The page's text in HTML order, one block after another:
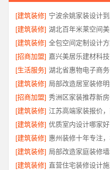
[建筑装修]
[建筑装修]
[建筑装修]
[招商加盟] 嘉兴美居乐建材科
[生活服务]
[建筑装修] 局部改造居室装修
[招商加盟]
[建筑装修] 江苏高端家装报价
[建筑装修] 优质室内设计哪家
[建筑装修] 惠州装修十年专注
[建筑装修]
[建筑装修]